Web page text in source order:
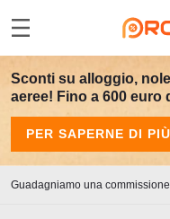
Sconti su alloggio,
aeree! Fino a 600 euro
PER SAPERNE DI PIÙ
Guadagniamo una